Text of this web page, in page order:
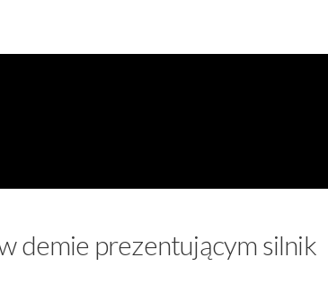
demie prezentującym silnik